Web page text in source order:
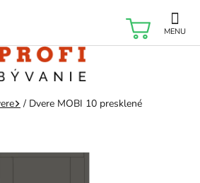
/ Dvere MOBI 10 presklené